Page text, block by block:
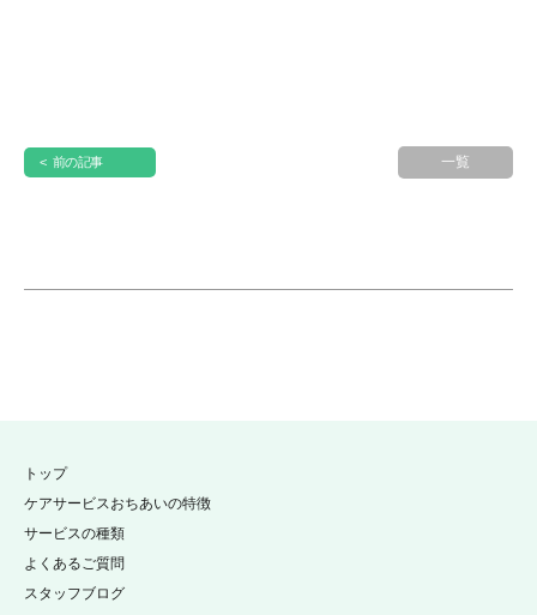
< 前の記事 一覧
トップ
ケアサービスおちあいの特徴
サービスの種類
よくあるご質問
スタッフブログ